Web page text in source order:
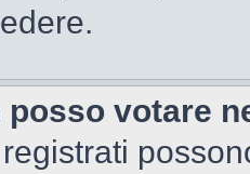
posso votare